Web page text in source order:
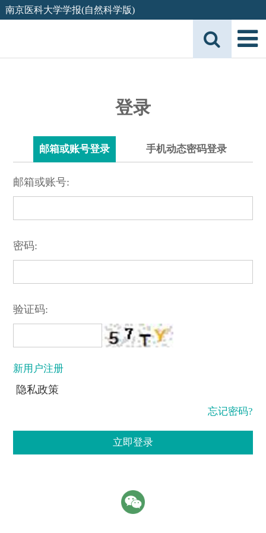
南京医科大学学报(自然科学版)
登录
邮箱或账号登录 手机动态密码登录
邮箱或账号:
密码:
验证码:
新用户注册
隐私政策
忘记密码?
立即登录